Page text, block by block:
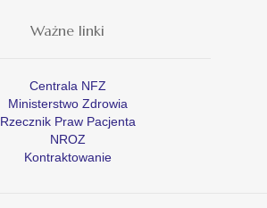
Ważne linki
Centrala NFZ
Ministerstwo Zdrowia
Rzecznik Praw Pacjenta
NROZ
Kontraktowanie